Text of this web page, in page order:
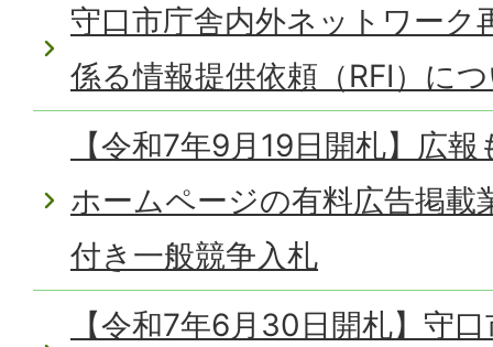
守口市庁舎内外ネットワーク
係る情報提供依頼（RFI）に
【令和7年9月19日開札】広
ホームページの有料広告掲載
付き一般競争入札
【令和7年6月30日開札】守